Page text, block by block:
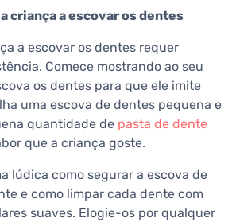
criança a escovar os dentes
a escovar os dentes requer
Comece mostrando ao seu
os dentes para que ele imite
uma escova de dentes pequena e
quantidade de pasta de dente
que a criança goste.
lúdica como segurar a escova de
e como limpar cada dente com
suaves. Elogie-os por qualquer